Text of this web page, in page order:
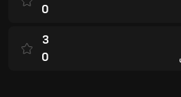
0
3
0